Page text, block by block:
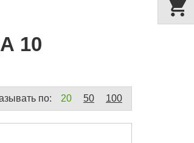
10
по: 20 50 100